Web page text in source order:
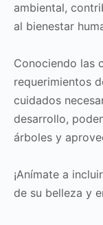
ambiental,
al bienestar
Conociendo las
requerimientos
cuidados
desarrollo,
árboles y
¡Anímate a
de su belleza y